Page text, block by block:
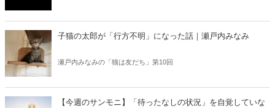
信じるか信じないかは、あなた次第！ 芸能ニュース
子猫の太郎が「行方不明」になった話｜瀬戸内みなみ
瀬戸内みなみの「猫は友だち」第10回
【今週のサンモニ】「待ったなしの状況」を自覚していな